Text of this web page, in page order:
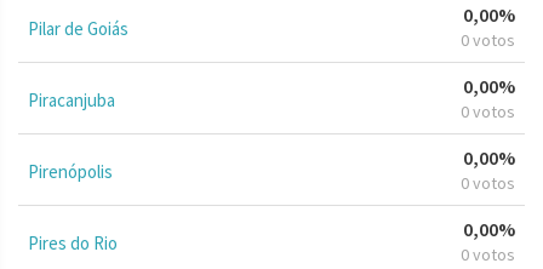
Pilar de Goiás
0,00%
0 votos
Piracanjuba
0,00%
0 votos
Pirenópolis
0,00%
0 votos
Pires do Rio
0,00%
0 votos